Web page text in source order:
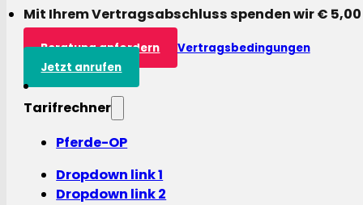
Mit Ihrem Vertragsabschluss spenden wir €
Beratung anfordern
Vertragsbedingungen
Jetzt anrufen
Tarifrechner
Pferde-OP
Dropdown link 1
Dropdown link 2